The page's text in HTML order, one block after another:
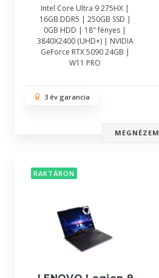
Intel Core Ultra 9 275HX |
16GB DDR5 | 250GB SSD |
0GB HDD | 18" fényes |
3840X2400 (UHD+) | NVIDIA
GeForce RTX 5090 24GB |
W11 PRO
3 év garancia
MEGNÉZEM
RAKTÁRON